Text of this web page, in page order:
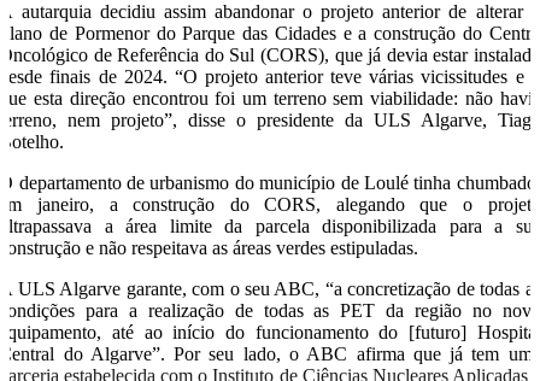
A autarquia decidiu assim abandonar o projeto anterior de alterar o
Plano de Pormenor do Parque das Cidades e a construção do Centro
Oncológico de Referência do Sul (CORS), que já devia estar instalado
desde finais de 2024. “O projeto anterior teve várias vicissitudes e o
que esta direção encontrou foi um terreno sem viabilidade: não havia
terreno, nem projeto”, disse o presidente da ULS Algarve, Tiago
Botelho.
O departamento de urbanismo do município de Loulé tinha chumbado,
em janeiro, a construção do CORS, alegando que o projeto
ultrapassava a área limite da parcela disponibilizada para a sua
construção e não respeitava as áreas verdes estipuladas.
A ULS Algarve garante, com o seu ABC, “a concretização de todas as
condições para a realização de todas as PET da região no novo
equipamento, até ao início do funcionamento do [futuro] Hospital
Central do Algarve”. Por seu lado, o ABC afirma que já tem uma
parceria estabelecida com o Instituto de Ciências Nucleares Aplicadas à